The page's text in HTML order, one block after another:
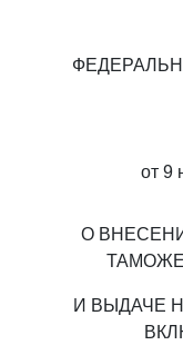
от 9
О
И ВЫДАЧЕ